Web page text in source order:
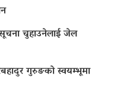
सूचना चुहाउनेलाई जेल
गुरुङको स्वयम्भूमा